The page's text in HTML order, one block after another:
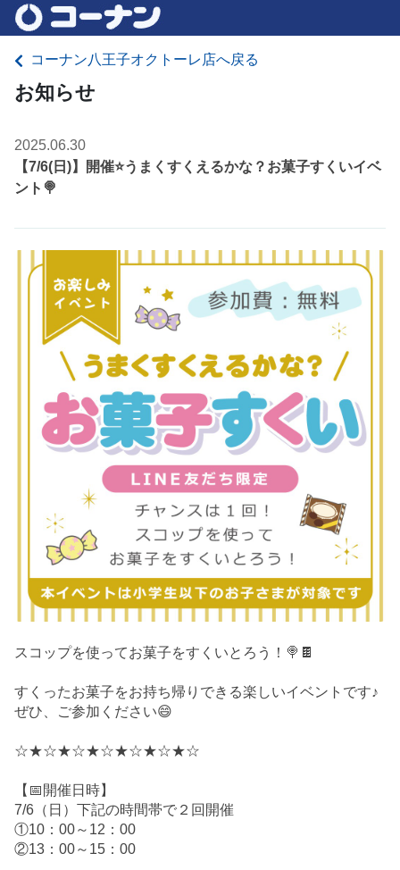
コーナン八王子オクトーレ店へ戻る
お知らせ
2025.06.30
【7/6(日)】開催⭐️うまくすくえるかな？お菓子すくいイベ
ント🍭
スコップを使ってお菓子をすくいとろう！🍭🍫
すくったお菓子をお持ち帰りできる楽しいイベントです♪
ぜひ、ご参加ください😄
☆★☆★☆★☆★☆★☆★☆
【📅開催日時】
7/6（日）下記の時間帯で２回開催
①10：00～12：00
②13：00～15：00